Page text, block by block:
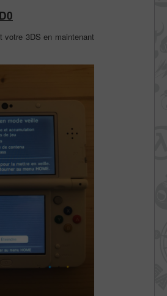
votre 3DS en maintenant